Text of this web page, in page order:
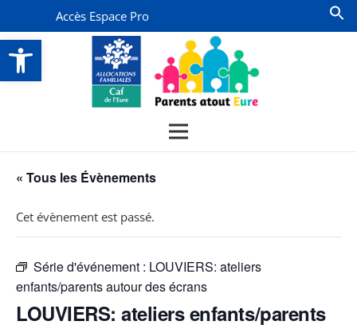
Ouvrir la barre d’outils
Accès Espace Pro
« Tous les Évènements
Cet évènement est passé.
Série d'événement : LOUVIERS: ateliers
enfants/parents autour des écrans
LOUVIERS: ateliers enfants/parents